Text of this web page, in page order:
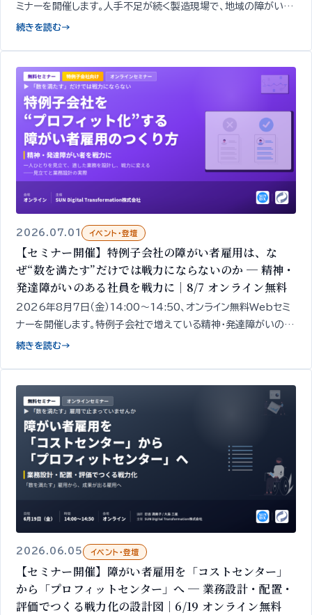
ミナーを開催します。人手不足が続く製造現場で、地域の障がい者
を「品質を担う“職人型”の担い手」として定着させるための「見極
続きを読む→
2026.07.01 イベント・登壇
【セミナー開催】特例子会社の障がい者雇用は、な
ぜ“数を満たす”だけでは戦力にならないのか ─ 精神・
発達障がいのある社員を戦力に｜8/7 オンライン無料
2026年8月7日（金）14:00〜14:50、オンライン無料Webセミ
ナーを開催します。特例子会社で増えている精神・発達障がいのあ
る社員を「戦力」に変え、特例子会社を“プロフィット化”するための
続きを読む→
2026.06.05 イベント・登壇
【セミナー開催】障がい者雇用を「コストセンター」
から「プロフィットセンター」へ ─ 業務設計・配置・
評価でつくる戦力化の設計図｜6/19 オンライン無料